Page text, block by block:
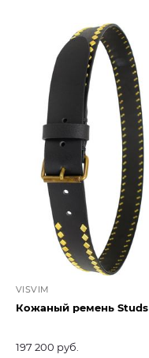
VISVIM
Кожаный ремень Studs
197 200 руб.